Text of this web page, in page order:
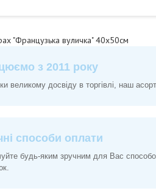
"Французька вуличка" 40х50см
з 2011 року
великому досвіду в торгівлі, наш
способи оплати
будь-яким зручним для Вас